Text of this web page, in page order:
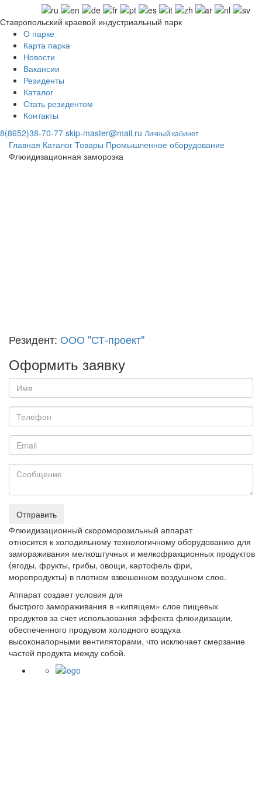
Ставропольский краевой индустриальный парк
О парке
Карта парка
Новости
Вакансии
Резиденты
Каталог
Стать резидентом
Контакты
8(8652)38-70-77 skip-master@mail.ru Личный кабинет
Главная Каталог Товары Промышленное оборудование
Флюидизационная заморозка
Резидент: ООО "СТ-проект"
Оформить заявку
Отправить
Флюидизационный скороморозильный аппарат
относится к холодильному технологичному оборудованию для
замораживания мелкоштучных и мелкофракционных продуктов
(ягоды, фрукты, грибы, овощи, картофель фри,
морепродукты) в плотном взвешенном воздушном слое.
Аппарат создает условия для
быстрого замораживания в «кипящем» слое пищевых
продуктов за счет использования эффекта флюидизации,
обеспеченного продувом холодного воздуха
высоконапорными вентиляторами, что исключает смерзание
частей продукта между собой.